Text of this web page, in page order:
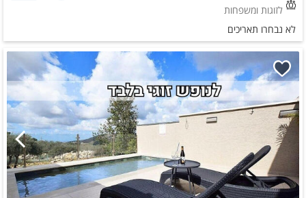
לזוגות ומשפחות
לא נבחרו תאריכים